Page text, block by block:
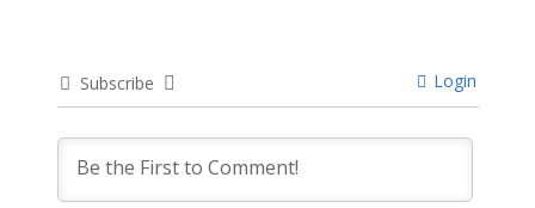
Subscribe Login